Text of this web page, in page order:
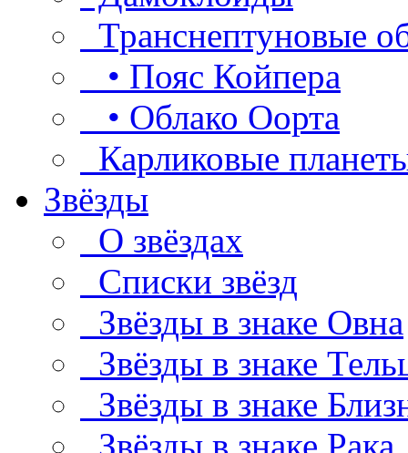
Транснептуновые
• Пояс Койпера
• Облако Оорта
Карликовые
Звёзды
О звёздах
Списки звёзд
Звёзды в знаке Овна
Звёзды в знаке
Звёзды в знаке